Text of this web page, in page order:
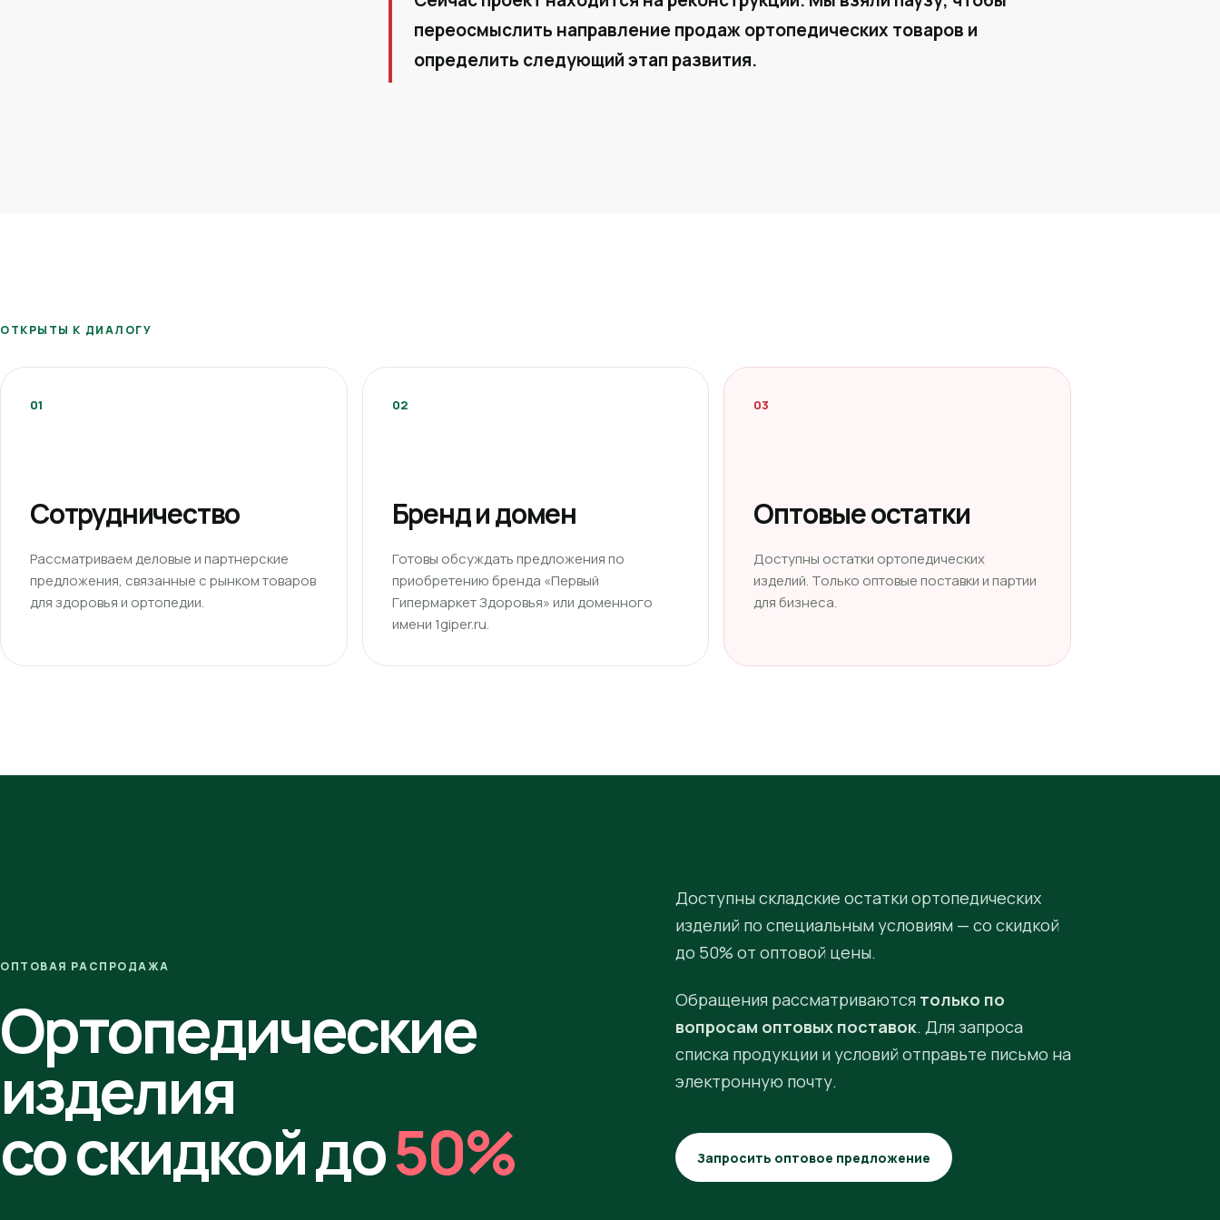
переосмыслить направление продаж ортопедических товаров и
определить следующий этап развития.
ОТКРЫТЫ К ДИАЛОГУ
01
Сотрудничество
Рассматриваем деловые и партнерские
предложения, связанные с рынком товаров
для здоровья и ортопедии.
02
Бренд и домен
Готовы обсуждать предложения по
приобретению бренда «Первый
Гипермаркет Здоровья» или доменного
имени 1giper.ru.
03
Оптовые остатки
Доступны остатки ортопедических
изделий. Только оптовые поставки и партии
для бизнеса.
ОПТОВАЯ РАСПРОДАЖА
Ортопедические
изделия
со скидкой до50%
Доступны складские остатки ортопедических
изделий по специальным условиям — со скидкой
до 50% от оптовой цены.
Обращения рассматриваются только по
вопросам оптовых поставок. Для запроса
списка продукции и условий отправьте письмо на
электронную почту.
Запросить оптовое предложение